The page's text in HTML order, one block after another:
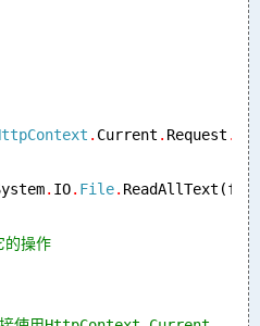
. Current . Request .
. IO. File.
操作